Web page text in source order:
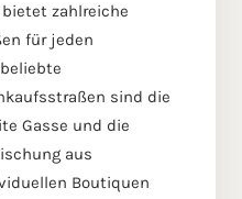
zahlreiche
für jeden
sind die
Gasse und die
aus
Boutiquen